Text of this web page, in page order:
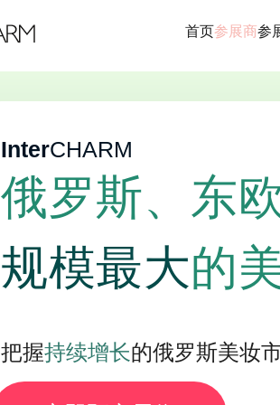
首页参展商参
把握持续增长的俄罗斯美妆
InterCHARM
俄罗斯、东
规模最大的